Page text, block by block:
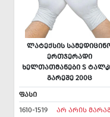
ᲚᲐᲢᲔᲥᲡᲘᲡ
ᲔᲠᲗᲯᲔᲠᲐᲓᲘ
ᲮᲔᲚᲗᲐᲗᲛᲐᲜᲔᲑᲘ S
ᲒᲐᲠᲔᲨᲔ 200Ც
ᲤᲐᲡᲘ
1610-1519
ᲐᲠ ᲐᲠᲘᲡ